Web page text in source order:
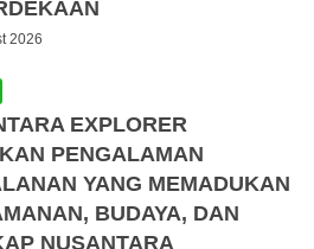
2026
EXPLORER
PENGALAMAN
YANG MEMADUKAN
BUDAYA, DAN
NUSANTARA